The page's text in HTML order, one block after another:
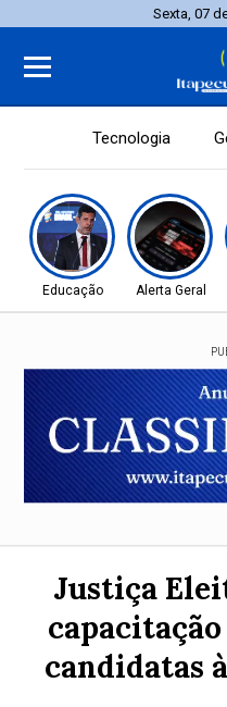
Sexta, 07
Tecnologia
Educação Alerta Geral
Justiça
candidatas